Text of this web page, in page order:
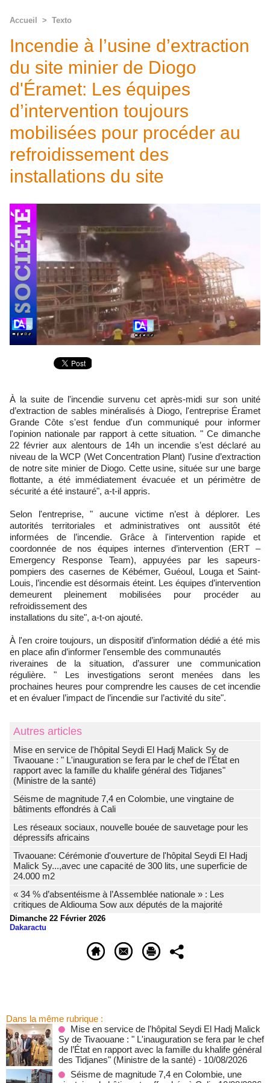
Accueil > Texto
Incendie à l’usine d’extraction
du site minier de Diogo
d'Éramet: Les équipes
d’intervention toujours
mobilisées pour procéder au
refroidissement des
installations du site
À la suite de l'incendie survenu cet après-midi sur son unité
d’extraction de sables minéralisés à Diogo, l'entreprise Éramet
Grande Côte s'est fendue d'un communiqué pour informer
l'opinion nationale par rapport à cette situation. " Ce dimanche
22 février aux alentours de 14h un incendie s’est déclaré au
niveau de la WCP (Wet Concentration Plant) l’usine d’extraction
de notre site minier de Diogo. Cette usine, située sur une barge
flottante, a été immédiatement évacuée et un périmètre de
sécurité a été instauré", a-t-il appris.
Selon l'entreprise, " aucune victime n’est à déplorer. Les
autorités territoriales et administratives ont aussitôt été
informées de l’incendie. Grâce à l'intervention rapide et
coordonnée de nos équipes internes d’intervention (ERT –
Emergency Response Team), appuyées par les sapeurs-
pompiers des casernes de Kébémer, Guéoul, Louga et Saint-
Louis, l’incendie est désormais éteint. Les équipes d’intervention
demeurent pleinement mobilisées pour procéder au
refroidissement des
installations du site", a-t-on ajouté.
À l'en croire toujours, un dispositif d’information dédié a été mis
en place afin d’informer l’ensemble des communautés
riveraines de la situation, d’assurer une communication
régulière. " Les investigations seront menées dans les
prochaines heures pour comprendre les causes de cet incendie
et en évaluer l’impact de l’incendie sur l’activité du site".
Autres articles
Mise en service de l'hôpital Seydi El Hadj Malick Sy de
Tivaouane : " L'inauguration se fera par le chef de l’État en
rapport avec la famille du khalife général des Tidjanes"
(Ministre de la santé)
Séisme de magnitude 7,4 en Colombie, une vingtaine de
bâtiments effondrés à Cali
Les réseaux sociaux, nouvelle bouée de sauvetage pour les
dépressifs africains
Tivaouane: Cérémonie d'ouverture de l'hôpital Seydi El Hadj
Malick Sy...,avec une capacité de 300 lits, une superficie de
24.000 m2
« 34 % d’absentéisme à l’Assemblée nationale » : Les
critiques de Aldiouma Sow aux députés de la majorité
Dimanche 22 Février 2026
Dakaractu
Dans la même rubrique :
Mise en service de l'hôpital Seydi El Hadj Malick
Sy de Tivaouane : " L'inauguration se fera par le chef
de l’État en rapport avec la famille du khalife général
des Tidjanes" (Ministre de la santé) - 10/08/2026
Séisme de magnitude 7,4 en Colombie, une